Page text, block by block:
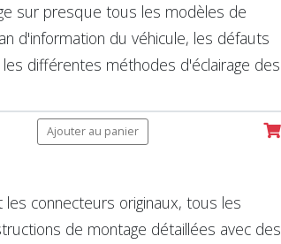
sur presque tous les modèles de
d'information du véhicule, les défauts
différentes méthodes d'éclairage des
Ajouter au panier
connecteurs originaux, tous les
de montage détaillées avec des